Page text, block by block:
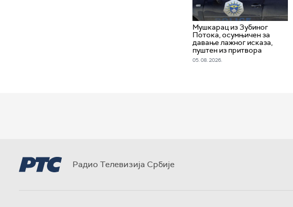
Мушкарац из Зубиног
Потока, осумњичен за
давање лажног исказа,
пуштен из притвора
05. 08. 2026.
Радио Телевизија Србије